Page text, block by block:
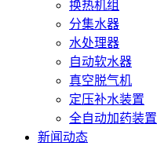
换热机组
分集水器
水处理器
自动软水器
真空脱气机
定压补水装置
全自动加药装置
新闻动态